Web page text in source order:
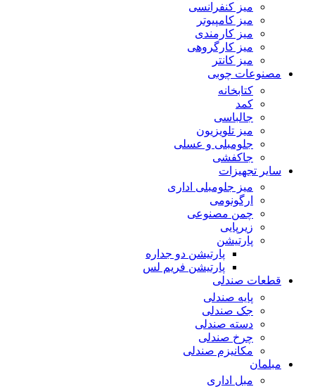
میز کنفرانسی
میز کامپیوتر
میز کارمندی
میز کارگروهی
میز کانتر
مصنوعات چوبی
کتابخانه
کمد
جالباسی
میز تلویزیون
جلومبلی و عسلی
جاکفشی
سایر تجهیزات
میز جلومبلی اداری
ارگونومی
چمن مصنوعی
زیرپایی
پارتیشن
پارتیشن دو جداره
پارتیشن فریم لس
قطعات صندلی
پایه صندلی
جک صندلی
دسته صندلی
چرخ صندلی
مکانیزم صندلی
مبلمان
مبل اداری